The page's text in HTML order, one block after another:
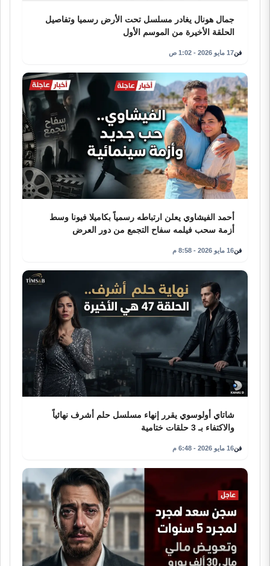
جمال هونال يغادر مسلسل تحت الأرض رسميا وتفاصيل
الحلقة الأخيرة من الموسم الأول
فن17 مايو 2026 - 1:02 ص
أحمد الفيشاوي يعلن ارتباطه رسمياً بكاميلا فيونا وسط
أزمة سحب فيلمه سفاح التجمع من دور العرض
فن16 مايو 2026 - 8:58 م
شاتاي أولوسوي يقرر إنهاء مسلسل حلم أشرف نهائياً
والاكتفاء بـ 3 حلقات ختامية
فن16 مايو 2026 - 6:48 م